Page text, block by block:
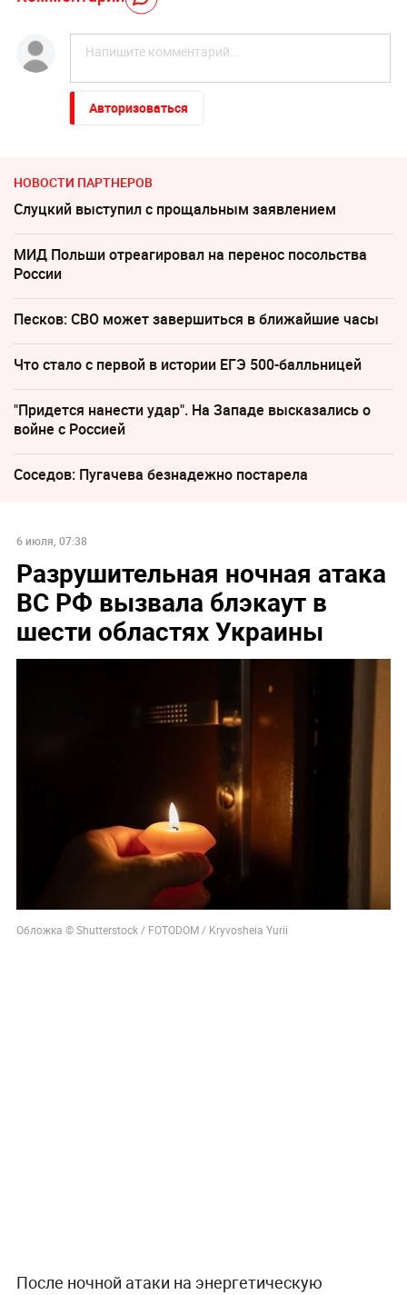
Авторизоваться
НОВОСТИ ПАРТНЕРОВ
Слуцкий выступил с прощальным заявлением
МИД Польши отреагировал на перенос посольства
России
Песков: СВО может завершиться в ближайшие часы
Что стало с первой в истории ЕГЭ 500-балльницей
"Придется нанести удар". На Западе высказались о
войне с Россией
Соседов: Пугачева безнадежно постарела
6 июля, 07:38
Разрушительная ночная атака
ВС РФ вызвала блэкаут в
шести областях Украины
Обложка © Shutterstock / FOTODOM / Kryvosheia Yurii
После ночной атаки на энергетическую